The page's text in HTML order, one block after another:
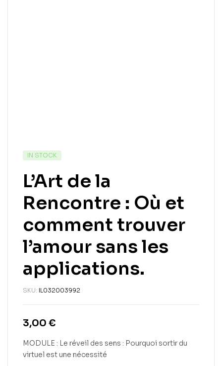
IN STOCK
L’Art de la
Rencontre : Où et
comment trouver
l’amour sans les
applications.
SKU: IL032003992
3,00 €
MODULE : Le réveil des sens : Pourquoi sortir du
virtuel est une nécessité